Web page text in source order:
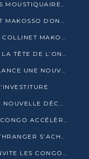
PALUDISME : TBC DISTRIBUE DES MOUSTIQUAIRES DANS DEUX CSI DE BRAZZAVILLE
CONSEIL DE CABINET : COLLINET MAKOSSO DONNE SES DERNIÈRES ORIENTATIONS
LE PREMIER MINISTRE ANATOLE COLLINET MAKOSSO DÉMISSIONNE AVEC SON GOUVERNEMENT
BRICE VOLTAIRE ETOU OBAMI À LA TÊTE DE L’ONEC-C POUR TROIS ANS
L’AMBASSADE DES ÉTATS-UNIS LANCE UNE NOUVELLE COHORTE DU PROGRAMME ACCESS MICRO-SCHOLARSHIP
TOTAL ENERGIES ANNONCE UNE NOUVELLE DÉCOUVERTE D’HYDROCARBURES SUR LE PERMIS MOHO AU LARGE DU CONGO
HUAWEI ET LA RÉPUBLIQUE DU CONGO ACCÉLÈRENT LEUR PARTENARIAT
BIODIVERSITÉ : LE PROJET EARTHRANGER S’ACHÈVE, MAIS LES DÉFIS DEMEURENT
LE FAN CLUB KANDZA MWENE INVITE LES CONGOLAIS À UNE FORTE AFFLUENCE AU STADE DE KINTÉLÉ